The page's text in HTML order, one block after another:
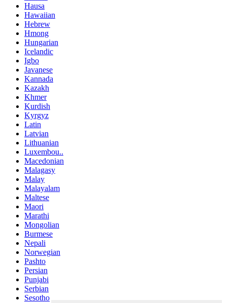
Hausa
Hawaiian
Hebrew
Hmong
Hungarian
Icelandic
Igbo
Javanese
Kannada
Kazakh
Khmer
Kurdish
Kyrgyz
Latin
Latvian
Lithuanian
Luxembou..
Macedonian
Malagasy
Malay
Malayalam
Maltese
Maori
Marathi
Mongolian
Burmese
Nepali
Norwegian
Pashto
Persian
Punjabi
Serbian
Sesotho